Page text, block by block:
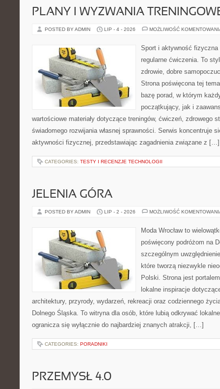
PLANY I WYZWANIA
POSTED BY ADMIN LIP - 4 - 2026 MOŻLIWOŚĆ
Sport i aktywność
regularne ćwiczenia. To
zdrowie, dobre
Strona poświęcona tej
bazę porad, w którym
początkujący, jak i
wartościowe materiały dotyczące treningów, ćwiczeń, zdrowego
świadomego rozwijania własnej sprawności. Serwis koncentruje
aktywności fizycznej, przedstawiając zagadnienia związane z […]
CATEGORIES: TESTY I RECENZJE TECHNOLOGII
JELENIA GÓRA
POSTED BY ADMIN LIP - 2 - 2026 MOŻLIWOŚĆ
Moda Wrocław to
poświęcony podróżom na
szczególnym
które tworzą niezwykle
Polski. Strona jest
lokalne inspiracje
architektury, przyrody, wydarzeń, rekreacji oraz codziennego
Dolnego Śląska. To witryna dla osób, które lubią odkrywać
ogranicza się wyłącznie do najbardziej znanych atrakcji, […]
CATEGORIES: PORADNIKI
PRZEMYSŁ 4.0